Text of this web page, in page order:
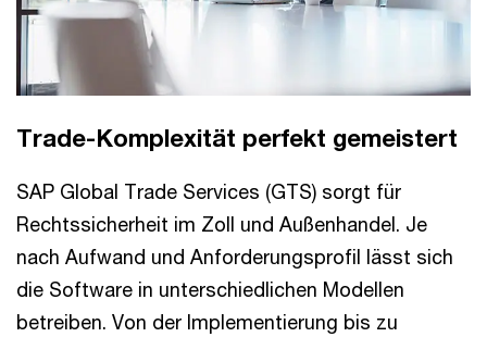
Trade-Komplexität perfekt gemeistert
SAP Global Trade Services (GTS) sorgt für
Rechtssicherheit im Zoll und Außenhandel. Je
nach Aufwand und Anforderungsprofil lässt sich
die Software in unterschiedlichen Modellen
betreiben. Von der Implementierung bis zu